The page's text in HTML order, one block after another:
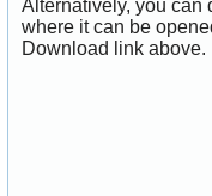
Alternatively, you can
where it can be
Download link above.